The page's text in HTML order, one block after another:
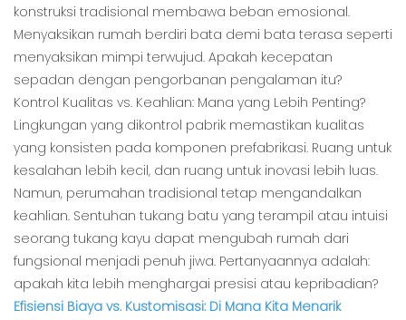
konstruksi tradisional membawa beban emosional.
Menyaksikan rumah berdiri bata demi bata terasa seperti
menyaksikan mimpi terwujud. Apakah kecepatan
sepadan dengan pengorbanan pengalaman itu?
Kontrol Kualitas vs. Keahlian: Mana yang Lebih Penting?
Lingkungan yang dikontrol pabrik memastikan kualitas
yang konsisten pada komponen prefabrikasi. Ruang untuk
kesalahan lebih kecil, dan ruang untuk inovasi lebih luas.
Namun, perumahan tradisional tetap mengandalkan
keahlian. Sentuhan tukang batu yang terampil atau intuisi
seorang tukang kayu dapat mengubah rumah dari
fungsional menjadi penuh jiwa. Pertanyaannya adalah:
apakah kita lebih menghargai presisi atau kepribadian?
Efisiensi Biaya vs. Kustomisasi: Di ​​Mana Kita Menarik